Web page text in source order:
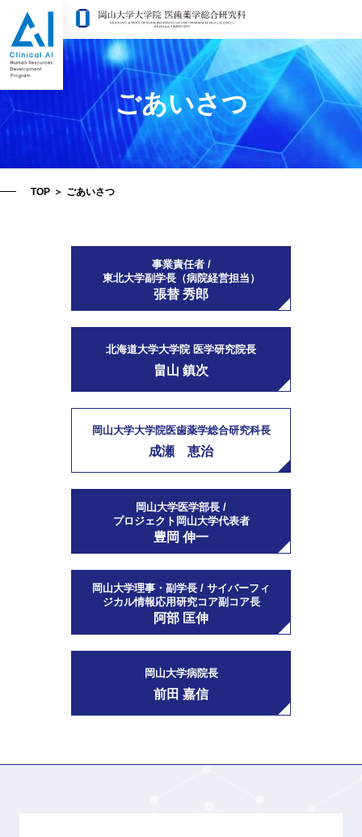
ごあいさつ
TOP ＞ ごあいさつ
事業責任者 /
東北大学副学長（病院経営担当）
張替 秀郎
北海道大学大学院 医学研究院長
畠山 鎮次
岡山大学大学院医歯薬学総合研究科長
成瀬 恵治
岡山大学医学部長 /
プロジェクト岡山大学代表者
豊岡 伸一
岡山大学理事・副学長 / サイバーフィ
ジカル情報応用研究コア副コア長
阿部 匡伸
岡山大学病院長
前田 嘉信